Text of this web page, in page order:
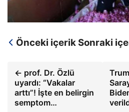
Önceki içerik Sonraki
← prof. Dr. Özlü
uyardı: “Vakalar
arttı”! İşte en belirgin
semptom…